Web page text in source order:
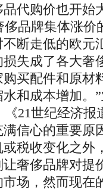
代购价也开始
品牌集体涨价
走低的欧元
失成了各大奢
购买配件和原材
和成本增加。
21世纪经济报
满信心的重要原
税收变化之外
让奢侈品牌对提
场，然而现在